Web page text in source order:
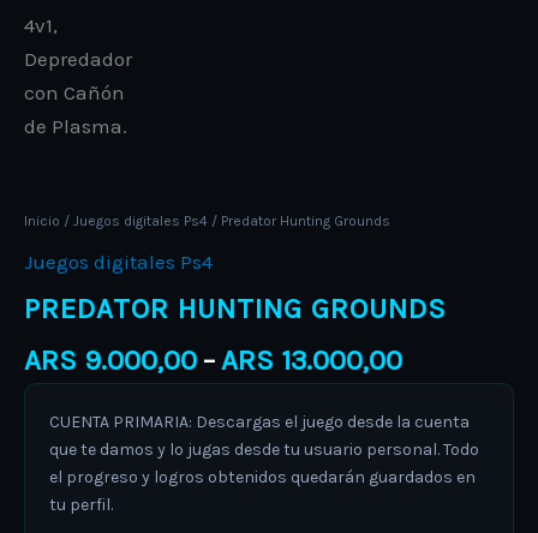
Inicio / Juegos digitales Ps4 / Predator Hunting Grounds
Juegos digitales Ps4
PREDATOR HUNTING GROUNDS
ARS 9.000,00 –ARS 13.000,00
CUENTA PRIMARIA: Descargas el juego desde la cuenta
que te damos y lo jugas desde tu usuario personal. Todo
el progreso y logros obtenidos quedarán guardados en
tu perfil.